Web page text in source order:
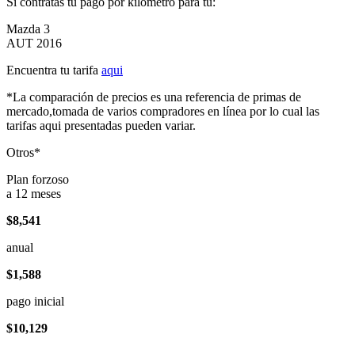
Mazda 3
AUT 2016
Encuentra tu tarifa aqui
*La comparación de precios es una referencia de primas de
mercado,tomada de varios compradores en línea por lo cual las
tarifas aqui presentadas pueden variar.
Otros*
Plan forzoso
a 12 meses
$8,541
anual
$1,588
pago inicial
$10,129